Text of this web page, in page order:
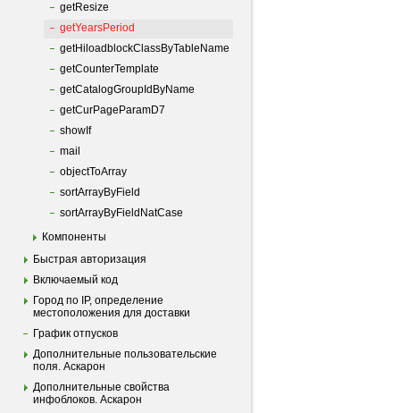
getResize
getYearsPeriod
getHiloadblockClassByTableName
getCounterTemplate
getCatalogGroupIdByName
getCurPageParamD7
showIf
mail
objectToArray
sortArrayByField
sortArrayByFieldNatCase
Компоненты
Быстрая авторизация
Включаемый код
Город по IP, определение
местоположения для доставки
График отпусков
Дополнительные пользовательские
поля. Аскарон
Дополнительные свойства
инфоблоков. Аскарон